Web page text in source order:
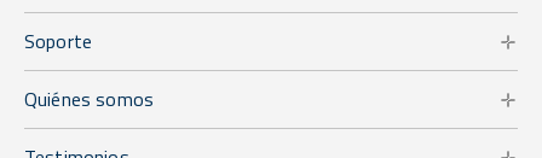
Soporte
Quiénes somos